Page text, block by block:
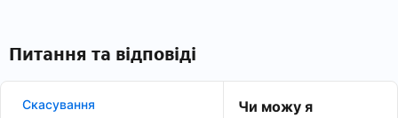
Питання та відповіді
Скасування
Чи можу я